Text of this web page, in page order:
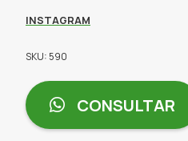
INSTAGRAM
SKU: 590
CONSULTAR